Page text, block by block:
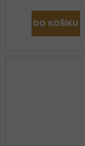
DO KOŠÍKU